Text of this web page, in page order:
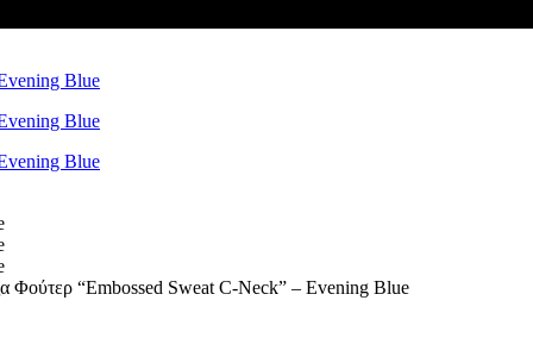
Φούτερ “Embossed Sweat C-Neck” – Evening Blue